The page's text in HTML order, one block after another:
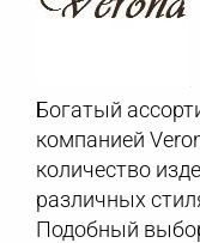
Богатый
компанией
количество
различных
Подобный